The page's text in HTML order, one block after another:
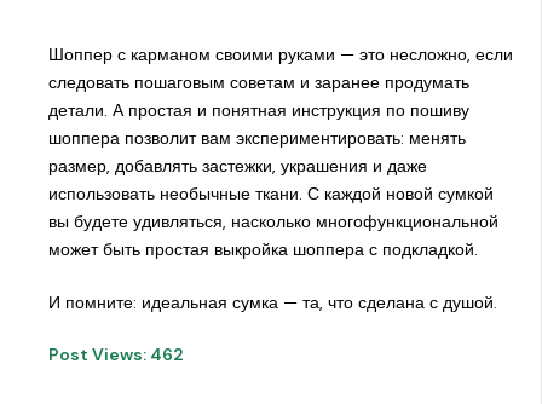
Шоппер с карманом своими руками — это несложно, если
следовать пошаговым советам и заранее продумать
детали. А простая и понятная инструкция по пошиву
шоппера позволит вам экспериментировать: менять
размер, добавлять застежки, украшения и даже
использовать необычные ткани. С каждой новой сумкой
вы будете удивляться, насколько многофункциональной
может быть простая выкройка шоппера с подкладкой.
И помните: идеальная сумка — та, что сделана с душой.
Post Views: 462